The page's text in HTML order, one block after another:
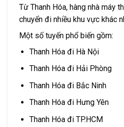
Từ Thanh Hóa, hàng nhà máy
chuyển đi nhiều khu vực khác
Một số tuyến phổ biến gồm:
Thanh Hóa đi Hà Nội
Thanh Hóa đi Hải Phòng
Thanh Hóa đi Bắc Ninh
Thanh Hóa đi Hưng Yên
Thanh Hóa đi TP.HCM